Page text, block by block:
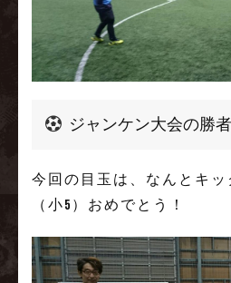
ジャンケン大会の勝
今回の目玉は、なんとキ
（小5）おめでとう！